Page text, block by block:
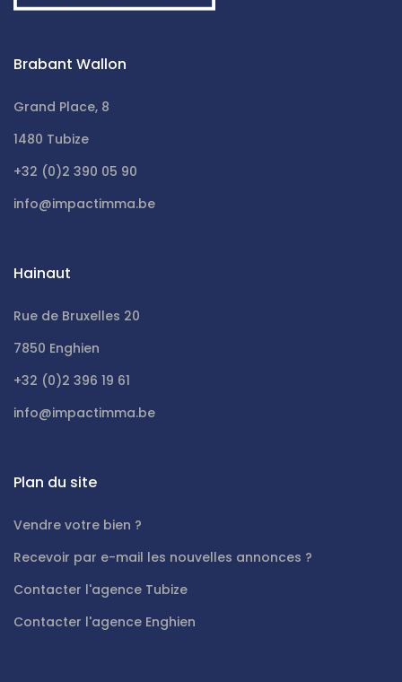
Brabant Wallon
Grand Place, 8
1480 Tubize
+32 (0)2 390 05 90
info@impactimma.be
Hainaut
Rue de Bruxelles 20
7850 Enghien
+32 (0)2 396 19 61
info@impactimma.be
Plan du site
Vendre votre bien ?
Recevoir par e-mail les nouvelles annonces ?
Contacter l'agence Tubize
Contacter l'agence Enghien